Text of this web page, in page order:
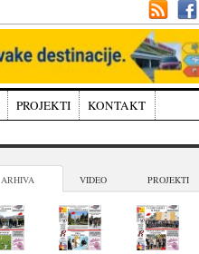
PROJEKTI KONTAKT
ARHIVA VIDEO PROJEKTI